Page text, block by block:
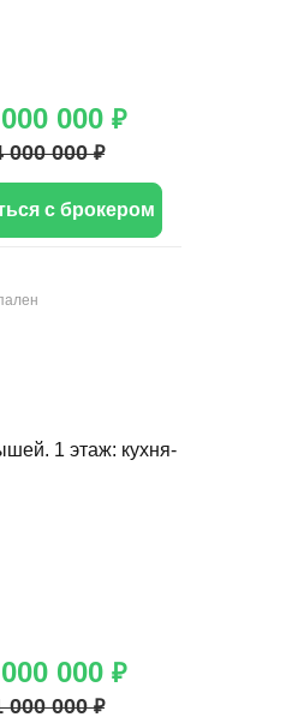
1 этаж: кухня-
000 ₽
000 000 ₽
с брокером
000 ₽
000 000 ₽